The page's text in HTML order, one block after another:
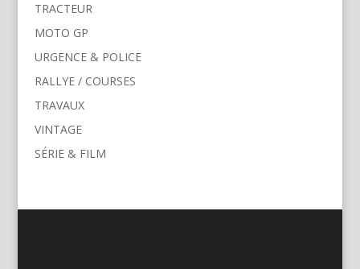
TRACTEUR
MOTO GP
URGENCE & POLICE
RALLYE / COURSES
TRAVAUX
VINTAGE
SÉRIE & FILM